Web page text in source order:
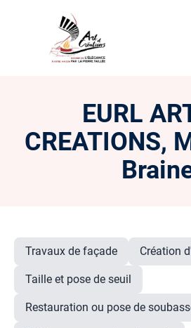
EURL
CREATIONS,
Travaux de façade Création
Taille et pose de seuil
Restauration ou pose de